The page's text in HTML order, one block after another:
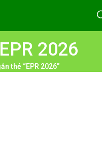
2026
thẻ “EPR 2026”